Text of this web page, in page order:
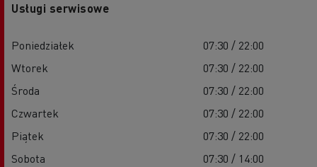
Usługi serwisowe
Poniedziałek
07:30 / 22:00
Wtorek
07:30 / 22:00
Środa
07:30 / 22:00
Czwartek
07:30 / 22:00
Piątek
07:30 / 22:00
Sobota
07:30 / 14:00